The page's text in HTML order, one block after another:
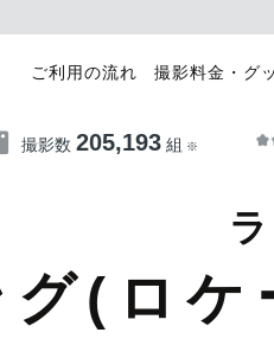
ご利用の流れ 撮影料金・グ
撮影数 205,193組 ※
グ(ロ